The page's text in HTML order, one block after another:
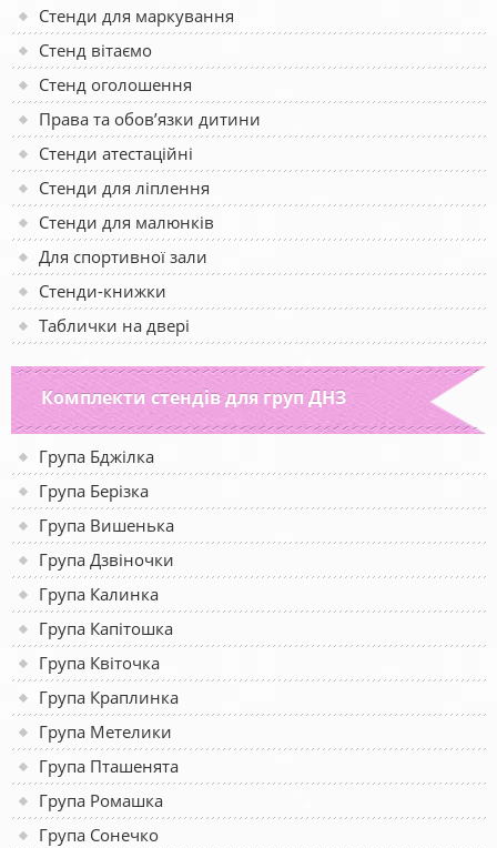
Стенди для маркування
Стенд вітаємо
Стенд оголошення
Права та обов’язки дитини
Стенди атестаційні
Стенди для ліплення
Стенди для малюнків
Для спортивної зали
Стенди-книжки
Таблички на двері
Комплекти стендів для груп ДНЗ
Група Бджілка
Група Берізка
Група Вишенька
Група Дзвіночки
Група Калинка
Група Капітошка
Група Квіточка
Група Краплинка
Група Метелики
Група Пташенята
Група Ромашка
Група Сонечко